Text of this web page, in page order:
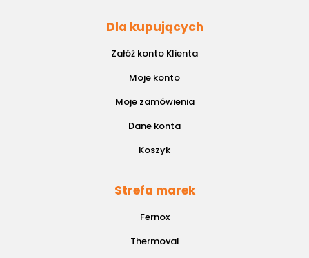
Dla kupujących
Załóż konto Klienta
Moje konto
Moje zamówienia
Dane konta
Koszyk
Strefa marek
Fernox
Thermoval